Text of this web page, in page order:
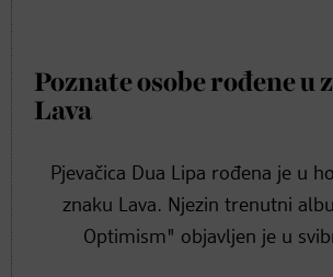
Poznate osobe rođene u
Lava
Pjevačica Dua Lipa rođena je u
znaku Lava. Njezin trenutni
Optimism" objavljen je u